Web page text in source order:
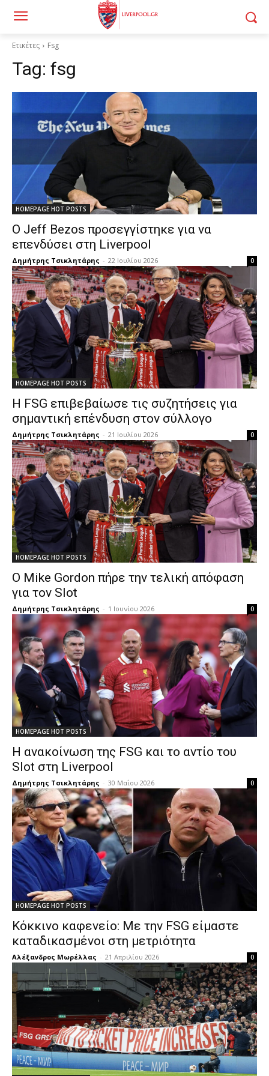
Ετικέτες Fsg
Tag: fsg
HOMEPAGE HOT POSTS
Ο Jeff Bezos προσεγγίστηκε για να
επενδύσει στη Liverpool
Δημήτρης Τσικλητάρης - 22 Ιουλίου 2026 0
HOMEPAGE HOT POSTS
Η FSG επιβεβαίωσε τις συζητήσεις για
σημαντική επένδυση στον σύλλογο
Δημήτρης Τσικλητάρης - 21 Ιουλίου 2026 0
HOMEPAGE HOT POSTS
Ο Mike Gordon πήρε την τελική απόφαση
για τον Slot
Δημήτρης Τσικλητάρης - 1 Ιουνίου 2026 0
HOMEPAGE HOT POSTS
Η ανακοίνωση της FSG και το αντίο του
Slot στη Liverpool
Δημήτρης Τσικλητάρης - 30 Μαΐου 2026 0
HOMEPAGE HOT POSTS
Κόκκινο καφενείο: Με την FSG είμαστε
καταδικασμένοι στη μετριότητα
Αλέξανδρος Μωρέλλας - 21 Απριλίου 2026 0